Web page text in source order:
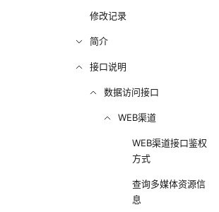
修改记录
简介
接口说明
数据访问接口
WEB渠道
WEB渠道接口鉴权
方式
查询多媒体资源信
息